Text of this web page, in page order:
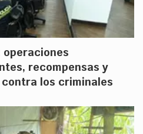
operaciones
recompensas y
los criminales